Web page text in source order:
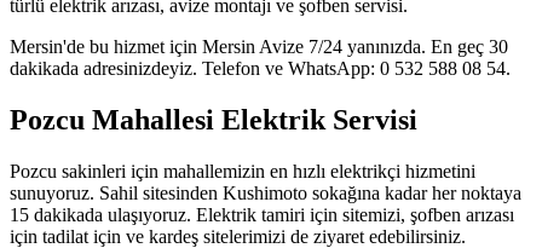
türlü elektrik arızası, avize montajı ve şofben servisi.
Mersin'de bu hizmet için Mersin Avize 7/24 yanınızda. En geç 30
dakikada adresinizdeyiz. Telefon ve WhatsApp: 0 532 588 08 54.
Pozcu Mahallesi Elektrik Servisi
Pozcu sakinleri için mahallemizin en hızlı elektrikçi hizmetini
sunuyoruz. Sahil sitesinden Kushimoto sokağına kadar her noktaya
15 dakikada ulaşıyoruz. Elektrik tamiri için sitemizi, şofben arızası
için tadilat için ve kardeş sitelerimizi de ziyaret edebilirsiniz.